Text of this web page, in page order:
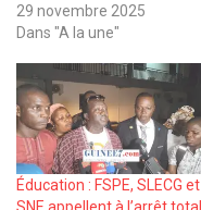
29 novembre 2025
Dans "A la une"
Éducation : FSPE, SLECG et